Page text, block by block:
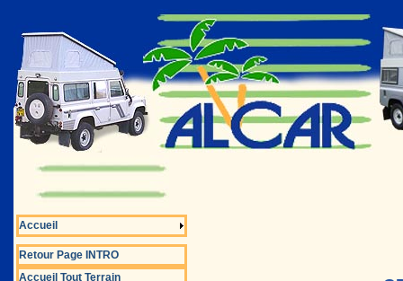
Accueil
Retour Page INTRO
Accueil Tout Terrain